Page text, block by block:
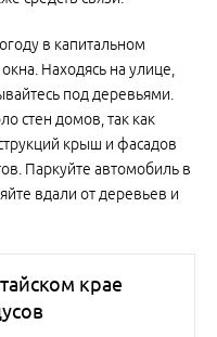
в капитальном
Находясь на улице,
под деревьями.
стен домов, так как
крыш и фасадов
Паркуйте автомобиль в
вдали от деревьев и
крае